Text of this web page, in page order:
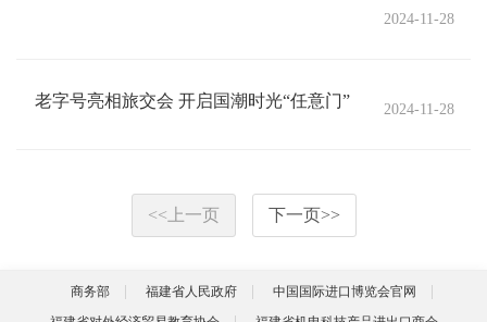
2024-11-28
老字号亮相旅交会 开启国潮时光“任意门” 2024-11-28
<< 上一页 下一页>>
商务部 福建省人民政府
中国国际进口博览会官网